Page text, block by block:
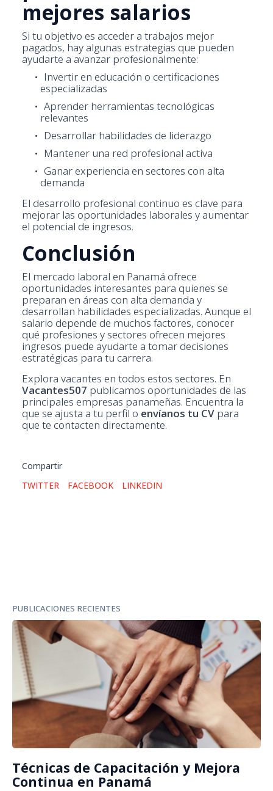
mejores salarios
Si tu objetivo es acceder a trabajos mejor
pagados, hay algunas estrategias que pueden
ayudarte a avanzar profesionalmente:
Invertir en educación o certificaciones
especializadas
Aprender herramientas tecnológicas
relevantes
Desarrollar habilidades de liderazgo
Mantener una red profesional activa
Ganar experiencia en sectores con alta
demanda
El desarrollo profesional continuo es clave para
mejorar las oportunidades laborales y aumentar
el potencial de ingresos.
Conclusión
El mercado laboral en Panamá ofrece
oportunidades interesantes para quienes se
preparan en áreas con alta demanda y
desarrollan habilidades especializadas. Aunque el
salario depende de muchos factores, conocer
qué profesiones y sectores ofrecen mejores
ingresos puede ayudarte a tomar decisiones
estratégicas para tu carrera.
Explora vacantes en todos estos sectores. En
Vacantes507 publicamos oportunidades de las
principales empresas panameñas. Encuentra la
que se ajusta a tu perfil o envíanos tu CV para
que te contacten directamente.
Compartir
TWITTER
FACEBOOK LINKEDIN
PUBLICACIONES RECIENTES
Técnicas de Capacitación y Mejora
Continua en Panamá